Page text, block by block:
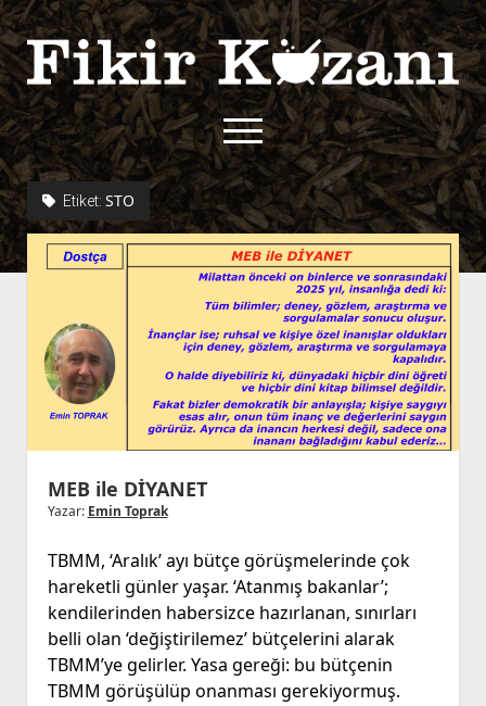
Fikir
Kazanı
menüyü
aç
twitterfacebook
rss
Hakkımızda
açılır
menüyü
aç
Kullanım Koşulları
Gizlilik Politikası
Çerez Politikası
İletişim
Kurallar
Etiket: STO
MEB ile DİYANET
Yazar: Emin Toprak
TBMM, ‘Aralık’ ayı bütçe görüşmelerinde çok
hareketli günler yaşar. ‘Atanmış bakanlar’;
kendilerinden habersizce hazırlanan, sınırları
belli olan ‘değiştirilemez’ bütçelerini alarak
TBMM’ye gelirler. Yasa gereği: bu bütçenin
TBMM görüşülüp onanması gerekiyormuş.